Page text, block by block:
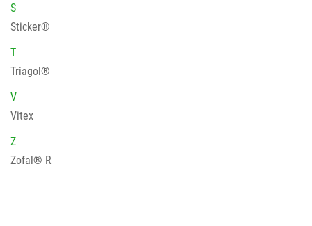
S
Sticker®
T
Triagol®
V
Vitex
Z
Zofal® R